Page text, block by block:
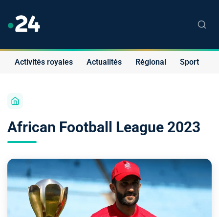
Activités royales Actualités Régional Sport
African Football League 2023